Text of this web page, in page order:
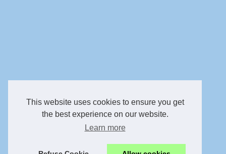
This website uses cookies to ensure you get
the best experience on our website.
Learn more